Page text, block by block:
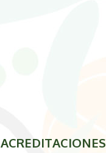
ACREDITACIONES